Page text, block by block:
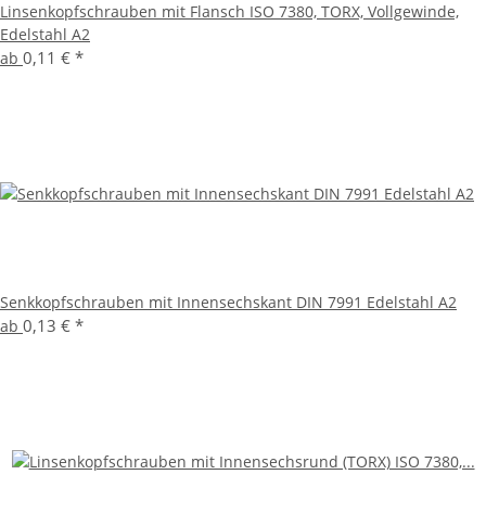
Linsenkopfschrauben mit Flansch ISO 7380, TORX, Vollgewinde,
Edelstahl A2
ab 0,11 € *
Senkkopfschrauben mit Innensechskant DIN 7991 Edelstahl A2
ab 0,13 € *